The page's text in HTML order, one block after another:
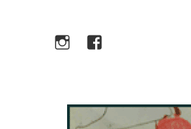
InstagramFacebook